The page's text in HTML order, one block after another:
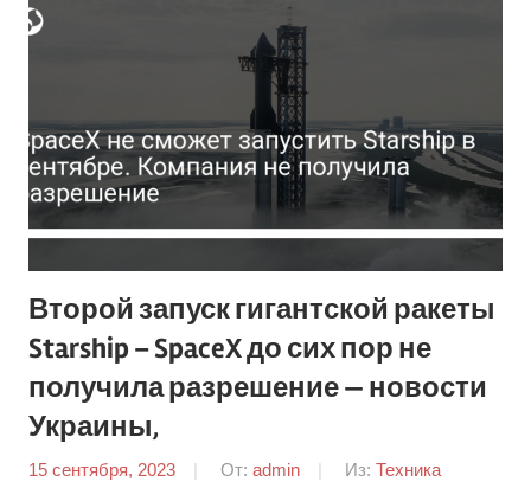
Второй запуск гигантской ракеты
Starship – SpaceX до сих пор не
получила разрешение — новости
Украины,
15 сентября, 2023 От: admin Из: Техника